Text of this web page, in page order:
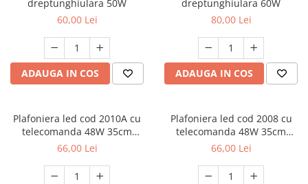
dreptunghiulara 50W
60,00 Lei
ADAUGA IN COS
dreptunghiulara 60W
80,00 Lei
ADAUGA IN COS
Plafoniera led cod 2010A cu
telecomanda 48W 35cm
dimabila 3 temperaturi de
3000K/4500K/6500K
66,00 Lei
Plafoniera led cod 2008 cu
telecomanda 48W 35cm
dimabila 3 temperaturi de
3000K/4500K/6500K
66,00 Lei